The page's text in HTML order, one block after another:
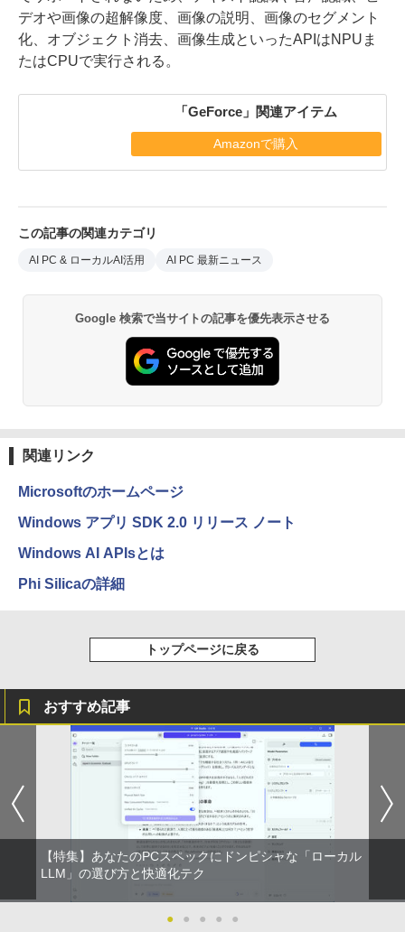
デオや画像の超解像度、画像の説明、画像のセグメント
化、オブジェクト消去、画像生成といったAPIはNPUま
たはCPUで実行される。
「GeForce」関連アイテム
Amazonで購入
この記事の関連カテゴリ
AI PC & ローカルAI活用 AI PC 最新ニュース
Google 検索で当サイトの記事を優先表示させる
関連リンク
Microsoftのホームページ
Windows アプリ SDK 2.0 リリース ノート
Windows AI APIsとは
Phi Silicaの詳細
トップページに戻る
おすすめ記事
【特集】あなたのPCスペックにドンピシャな「ローカル
LLM」の選び方と快適化テク
● ● ● ● ●